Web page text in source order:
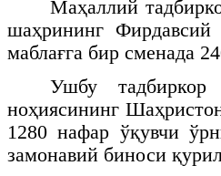
Маҳаллий
шаҳрининг
маблағга бир сменада
Ушбу
ноҳиясининг
1280 нафар ўқувчи
замонавий биноси